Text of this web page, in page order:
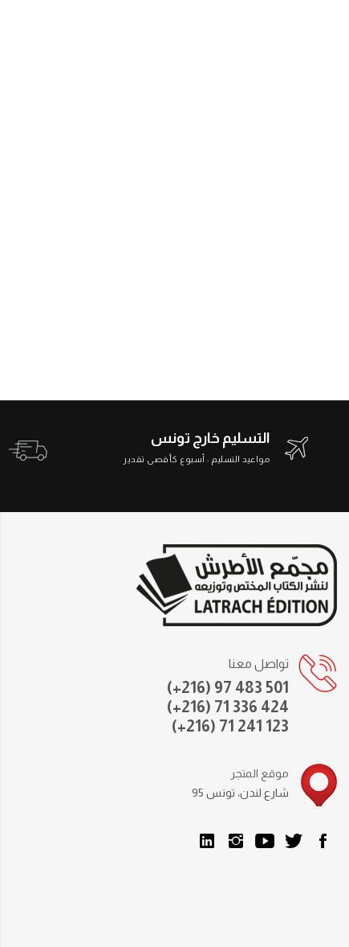
التسليم خارج تونس
مواعيد التسليم : أسبوع كأقصى تقدير
تواصل معنا
(+216) 97 483 501
(+216) 71 336 424
(+216) 71 241 123
موقع المتجر
95 شارع لندن، تونس